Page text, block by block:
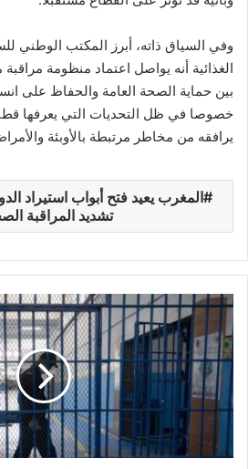
وفي السياق ذاته، أبرز المكتب الوطني
الغذائية أنه يواصل اعتماد منظومة
بين حماية الصحة العامة والحفاظ على
خصوصا في ظل التحديات التي يعرفها
يرافقه من مخاطر مرتبطة بالأوبئة
المغرب يعيد فتح أبواب استيراد
تشديد المراقبة
ت
ق
ر
ي
ر
ي